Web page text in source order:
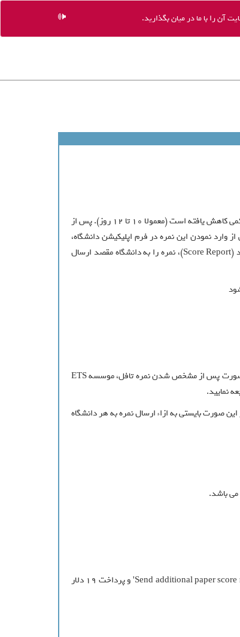
آن را با ما در میان بگذارید.
پس از شرکت در آزمون تافل، نتیجه آزمون و نمره آزمون تافل شما حدود دو هفته پس از آزمون در پروفایل تان قابل مشاهده است. البته اخیراً این زمان کمی کاهش یافته است (معمولا 10 تا 12 روز). پس از
نمودن این نمره در فرم اپلیکیشن دانشگاه،
بایستی نمره تافل شما از طرف موسسه ETS برای دانشگاه مورد نظر شما ارسال گردد. بدین منظور بایستی در بخش ارسال نمره تافل iBT در پروفایل خود (Score Report)، نمره را به دانشگاه مقصد ارسال
تا ساعت 10 شب (به وقت محلی) روز قبل از آزمون امکان وارد کردن کد 4 دانشگاه در پروفایل داوطلب برای ارسال رایگان نمرات وجود دارد. در این صورت پس از مشخص شدن نمره تافل، موسسه ETS
در این صورت بایستی به ازاء ارسال نمره به هر دانشگاه
- در صورتیکه گزینه 'Online score report AND a paper copy mailed to you' را در هنگام ثبت نام علامت نزده باشید، با انتخاب گزینه 'Send additional paper score report to me' و پرداخت 19 دلار